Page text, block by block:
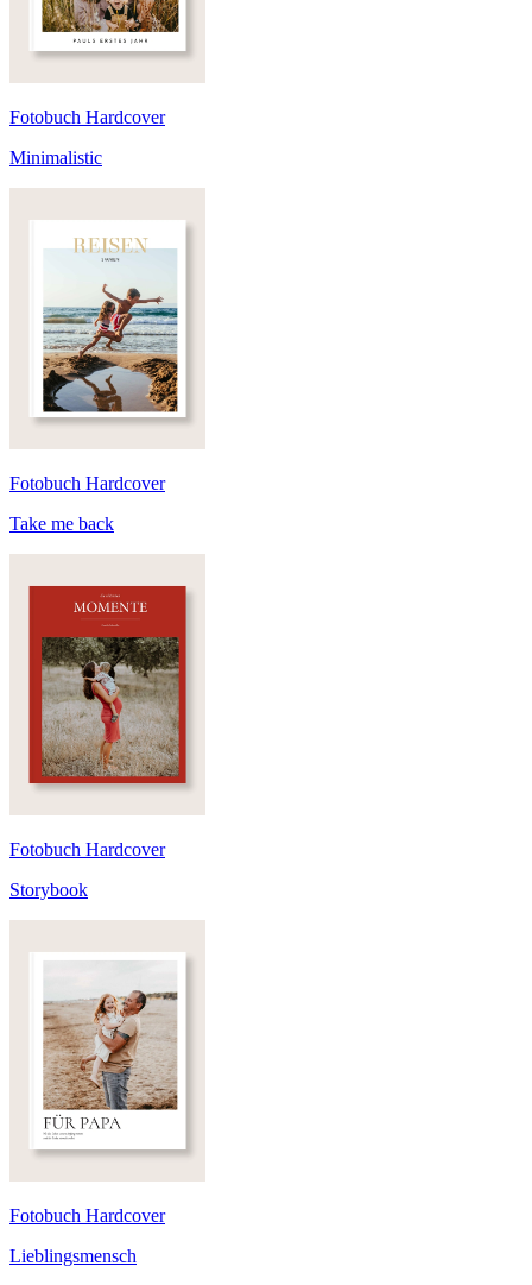
Fotobuch Hardcover
Minimalistic
Fotobuch Hardcover
Take me back
Fotobuch Hardcover
Storybook
Fotobuch Hardcover
Lieblingsmensch